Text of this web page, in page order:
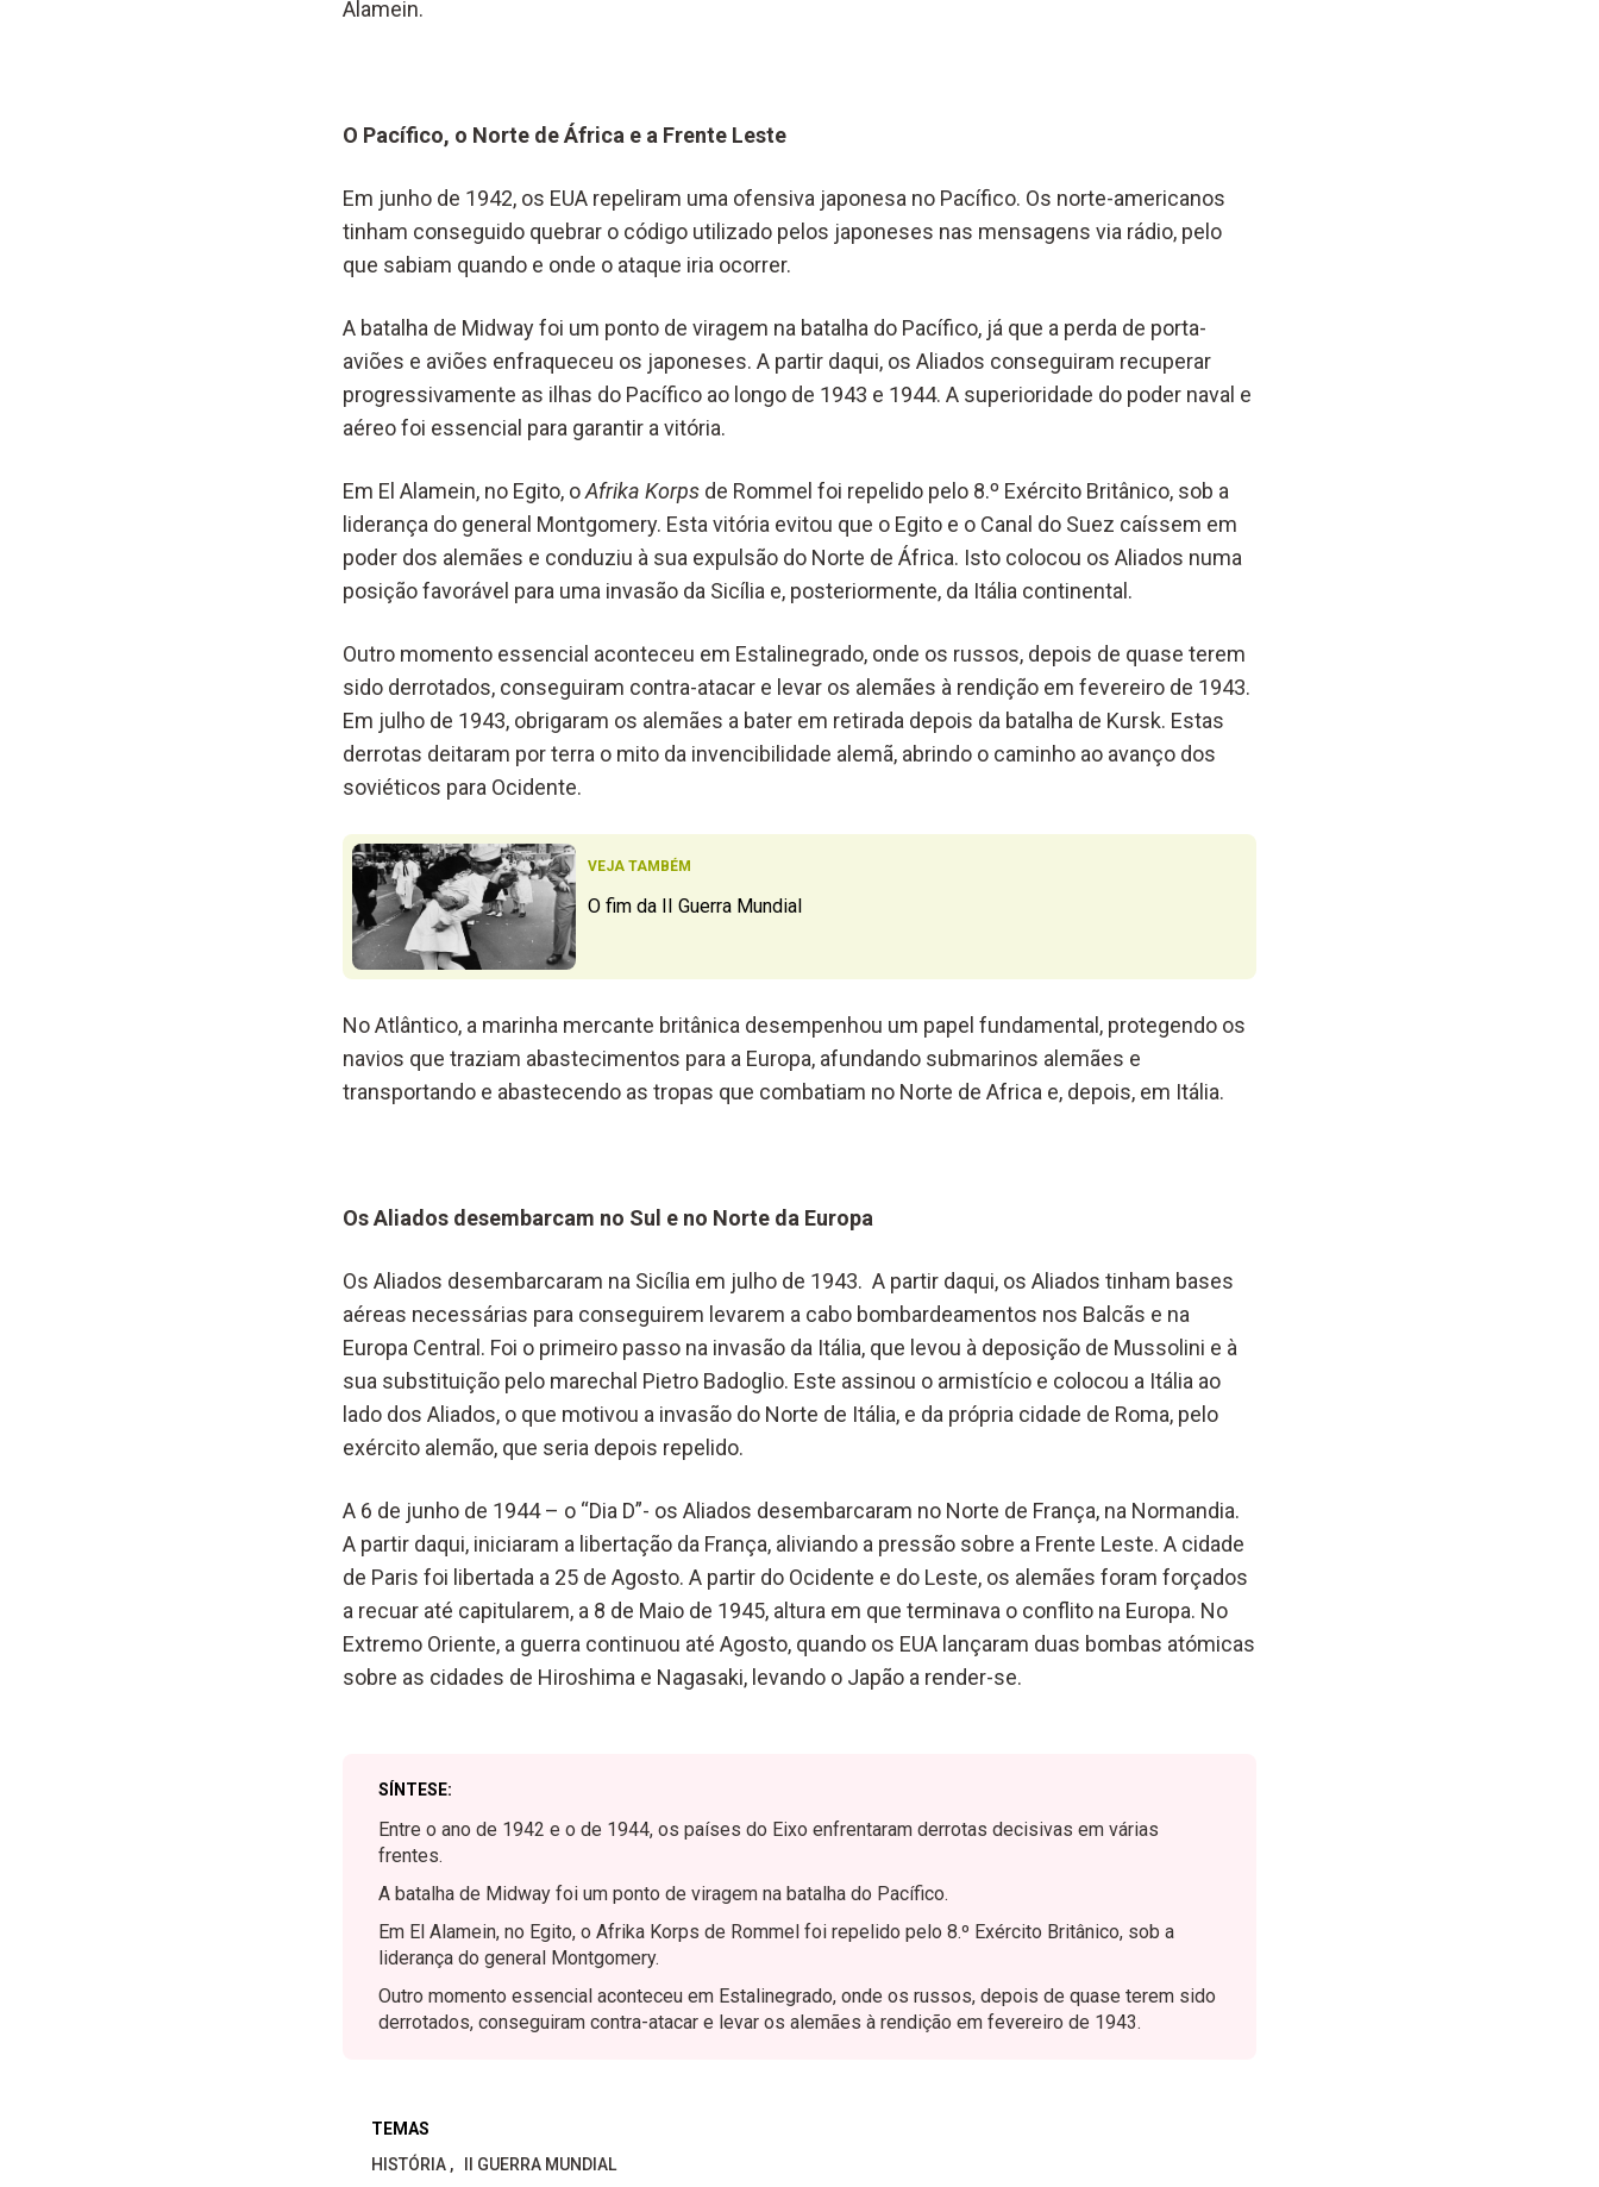
Alamein.
O Pacífico, o Norte de África e a Frente Leste
Em junho de 1942, os EUA repeliram uma ofensiva japonesa no Pacífico. Os norte-americanos
tinham conseguido quebrar o código utilizado pelos japoneses nas mensagens via rádio, pelo
que sabiam quando e onde o ataque iria ocorrer.
A batalha de Midway foi um ponto de viragem na batalha do Pacífico, já que a perda de porta-
aviões e aviões enfraqueceu os japoneses. A partir daqui, os Aliados conseguiram recuperar
progressivamente as ilhas do Pacífico ao longo de 1943 e 1944. A superioridade do poder naval e
aéreo foi essencial para garantir a vitória.
Em El Alamein, no Egito, oAfrika Korpsde Rommel foi repelido pelo 8.º Exército Britânico, sob a
liderança do general Montgomery. Esta vitória evitou que o Egito e o Canal do Suez caíssem em
poder dos alemães e conduziu à sua expulsão do Norte de África. Isto colocou os Aliados numa
posição favorável para uma invasão da Sicília e, posteriormente, da Itália continental.
Outro momento essencial aconteceu em Estalinegrado, onde os russos, depois de quase terem
sido derrotados, conseguiram contra-atacar e levar os alemães à rendição em fevereiro de 1943.
Em julho de 1943, obrigaram os alemães a bater em retirada depois da batalha de Kursk. Estas
derrotas deitaram por terra o mito da invencibilidade alemã, abrindo o caminho ao avanço dos
soviéticos para Ocidente.
VEJA TAMBÉM
O fim da II Guerra Mundial
No Atlântico, a marinha mercante britânica desempenhou um papel fundamental, protegendo os
navios que traziam abastecimentos para a Europa, afundando submarinos alemães e
transportando e abastecendo as tropas que combatiam no Norte de Africa e, depois, em Itália.
Os Aliados desembarcam no Sul e no Norte da Europa
Os Aliados desembarcaram na Sicília em julho de 1943. A partir daqui, os Aliados tinham bases
aéreas necessárias para conseguirem levarem a cabo bombardeamentos nos Balcãs e na
Europa Central. Foi o primeiro passo na invasão da Itália, que levou à deposição de Mussolini e à
sua substituição pelo marechal Pietro Badoglio. Este assinou o armistício e colocou a Itália ao
lado dos Aliados, o que motivou a invasão do Norte de Itália, e da própria cidade de Roma, pelo
exército alemão, que seria depois repelido.
A 6 de junho de 1944 – o “Dia D”- os Aliados desembarcaram no Norte de França, na Normandia.
A partir daqui, iniciaram a libertação da França, aliviando a pressão sobre a Frente Leste. A cidade
de Paris foi libertada a 25 de Agosto. A partir do Ocidente e do Leste, os alemães foram forçados
a recuar até capitularem, a 8 de Maio de 1945, altura em que terminava o conflito na Europa. No
Extremo Oriente, a guerra continuou até Agosto, quando os EUA lançaram duas bombas atómicas
sobre as cidades de Hiroshima e Nagasaki, levando o Japão a render-se.
SÍNTESE:
Entre o ano de 1942 e o de 1944, os países do Eixo enfrentaram derrotas decisivas em várias
frentes.
A batalha de Midway foi um ponto de viragem na batalha do Pacífico.
Em El Alamein, no Egito, o Afrika Korps de Rommel foi repelido pelo 8.º Exército Britânico, sob a
liderança do general Montgomery.
Outro momento essencial aconteceu em Estalinegrado, onde os russos, depois de quase terem sido
derrotados, conseguiram contra-atacar e levar os alemães à rendição em fevereiro de 1943.
TEMAS
HISTÓRIA
II GUERRA MUNDIAL